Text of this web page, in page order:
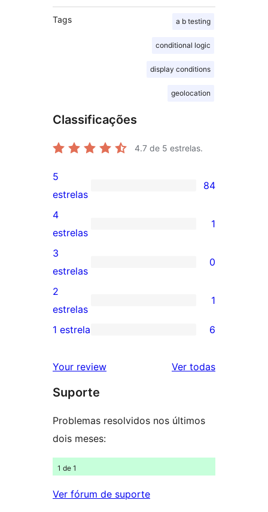
Tags a b testing
conditional logic
display conditions
geolocation
Classificações
4.7 de 5 estrelas.
84
avaliações
com
5
estrelas
5
estrelas
84
1
avaliação
com
4
estrela
4
estrelas
1
0
avaliação
com
3
3
estrelas
0
1
avaliação
2
2
estrelas
1
com
1
1 estrela 6
Your review Ver todasavaliações
Suporte
Problemas resolvidos nos últimos
dois meses:
1 de 1
Ver fórum de suporte